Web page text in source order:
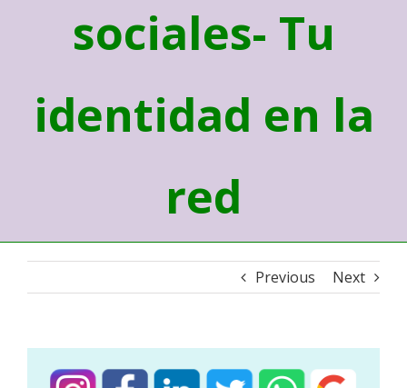
sociales- Tu
identidad en la
red
Previous Next